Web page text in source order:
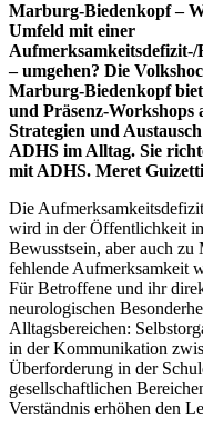
Marburg-Biedenkopf –
Umfeld mit einer
– umgehen? Die
Marburg-Biedenkopf
und Präsenz-Workshops
Strategien und
ADHS im Alltag. Sie
mit ADHS. Meret
Die
wird in der Öffentlichkeit
Bewusstsein, aber auch zu
fehlende Aufmerksamkeit
Für Betroffene und ihr
neurologischen
Alltagsbereichen:
in der Kommunikation
Überforderung in der
gesellschaftlichen
Verständnis erhöhen den